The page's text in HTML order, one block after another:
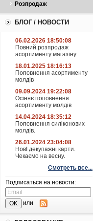
Розпродаж
БЛОГ / НОВОСТИ
06.02.2026 18:50:08
Повний розпродаж
асортименту магазіну.
18.01.2025 18:16:13
Поповнення асортименту
молдів
09.09.2024 19:22:08
Осіннє поповнення
асортименту молдів
14.04.2024 18:35:12
Поповнення силіконових
молдів.
26.01.2024 23:04:08
НовІ декупажні карти.
Чекаємо на весну.
Смотреть все...
Подписаться на новости:
или